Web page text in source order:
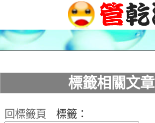
標籤相關文章
回標籤頁
標籤：